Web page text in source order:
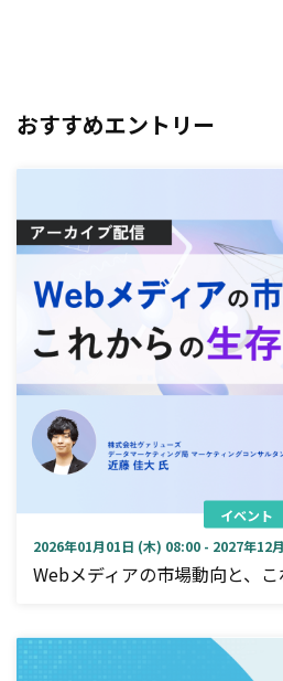
おすすめエントリー
イベント
2026年01月01日 (木) 08:00 - 2027年12
Webメディアの市場動向と、